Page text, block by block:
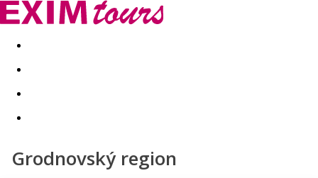
Akční nabídky Last minute
Grodnovský region